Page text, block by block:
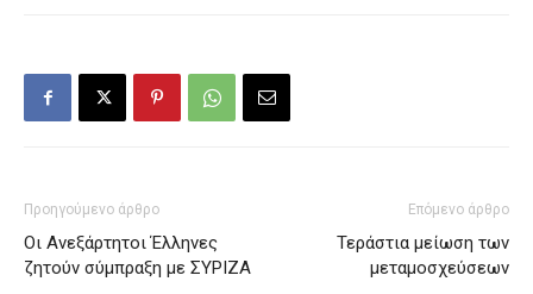
Προηγούμενο άρθρο
Οι Ανεξάρτητοι Έλληνες
ζητούν σύμπραξη με ΣΥΡΙΖΑ
Επόμενο άρθρο
Τεράστια μείωση των
μεταμοσχεύσεων